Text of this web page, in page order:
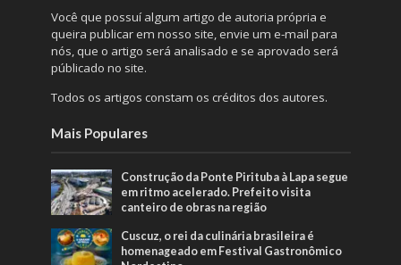
Você que possuí algum artigo de autoria própria e
queira publicar em nosso site, envie um e-mail para
nós, que o artigo será analisado e se aprovado será
públicado no site.
Todos os artigos constam os créditos dos autores.
Mais Populares
Construção da Ponte Pirituba à Lapa segue
em ritmo acelerado. Prefeito visita
canteiro de obras na região
Cuscuz, o rei da culinária brasileira é
homenageado em Festival Gastronômico